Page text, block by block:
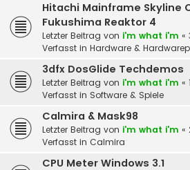
Hitachi Mainframe Skyline
Fukushima Reaktor 4
Letzter Beitrag von i'm what i'm «
Verfasst in Hardware &
3dfx DosGlide Techdemos
Letzter Beitrag von i'm what i'm «
Verfasst in Software & Spiele
Calmira & Mask98
Letzter Beitrag von i'm what i'm «
Verfasst in Calmira
CPU Meter Windows 3.1